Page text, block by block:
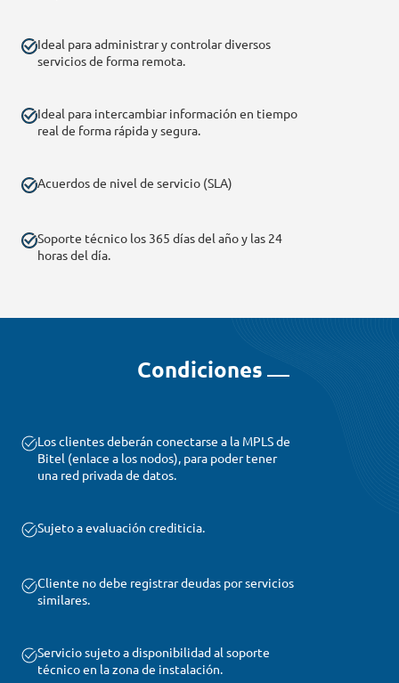
Ideal para administrar y controlar diversos
servicios de forma remota.
Ideal para intercambiar información en tiempo
real de forma rápida y segura.
Acuerdos de nivel de servicio (SLA)
Soporte técnico los 365 días del año y las 24
horas del día.
Condiciones
Los clientes deberán conectarse a la MPLS de
Bitel (enlace a los nodos), para poder tener
una red privada de datos.
Sujeto a evaluación crediticia.
Cliente no debe registrar deudas por servicios
similares.
Servicio sujeto a disponibilidad al soporte
técnico en la zona de instalación.